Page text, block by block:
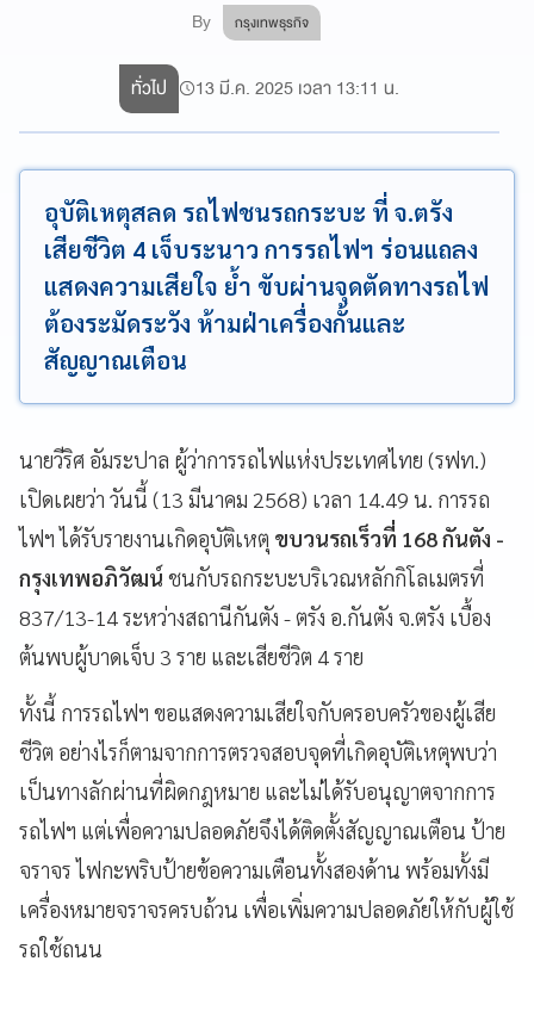
By กรุงเทพธุรกิจ
ทั่วไป 13 มี.ค. 2025 เวลา 13:11 น.
อุบัติเหตุสลด รถไฟชนรถกระบะ ที่ จ.ตรัง
เสียชีวิต 4 เจ็บระนาว การรถไฟฯ ร่อนแถลง
แสดงความเสียใจ ย้ำ ขับผ่านจุดตัดทางรถไฟ
ต้องระมัดระวัง ห้ามฝ่าเครื่องกั้นและ
สัญญาณเตือน
นายวีริศ อัมระปาล ผู้ว่าการรถไฟแห่งประเทศไทย (รฟท.)
เปิดเผยว่า วันนี้ (13 มีนาคม 2568) เวลา 14.49 น. การรถ
ไฟฯ ได้รับรายงานเกิดอุบัติเหตุ ขบวนรถเร็วที่ 168 กันตัง -
กรุงเทพอภิวัฒน์ ชนกับรถกระบะบริเวณหลักกิโลเมตรที่
837/13-14 ระหว่างสถานีกันตัง - ตรัง อ.กันตัง จ.ตรัง เบื้อง
ต้นพบผู้บาดเจ็บ 3 ราย และเสียชีวิต 4 ราย
ทั้งนี้ การรถไฟฯ ขอแสดงความเสียใจกับครอบครัวของผู้เสีย
ชีวิต อย่างไรก็ตามจากการตรวจสอบจุดที่เกิดอุบัติเหตุพบว่า
เป็นทางลักผ่านที่ผิดกฎหมาย และไม่ได้รับอนุญาตจากการ
รถไฟฯ แต่เพื่อความปลอดภัยจึงได้ติดตั้งสัญญาณเตือน ป้าย
จราจร ไฟกะพริบป้ายข้อความเตือนทั้งสองด้าน พร้อมทั้งมี
เครื่องหมายจราจรครบถ้วน เพื่อเพิ่มความปลอดภัยให้กับผู้ใช้
รถใช้ถนน